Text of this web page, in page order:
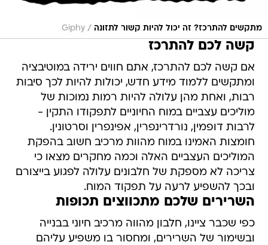
מתקשים להתרכז? זה יכול להיות קשור לתזונה /
Giphy
קשה לכם להתרכז
אם קשה לכם להתרכז, אתם חווים ירידה במוטיבציה
ומתקשים ללמוד מידע חדש, יכולות להיות לכך סיבות
רבות, ואחת מהן עלולה להיות רמות נמוכות של
מוליכים עצביים במוח החיוניים לתפקודו התקין -
לרבות דופמין, נורדרינפרין, אפינפרין וסרטונין.
חומצות האמינו במוח מהוות מרכיב חשוב בהפקת
המוליכים העצביים האלה וכמה מחקרים מצאו כי
צריכה לא מספקת של חלבונים עלולה לפגוע בייצורם
ובכך להשפיע לרעה על תפקוד המוח.
השרירים שלכם מתכווצים תכופות
כפי שכבר ציינו, חלבון מהווה מרכיב חיוני בבנייה
ובשימור של השרירים, ומחסור בו משפיע עליהם